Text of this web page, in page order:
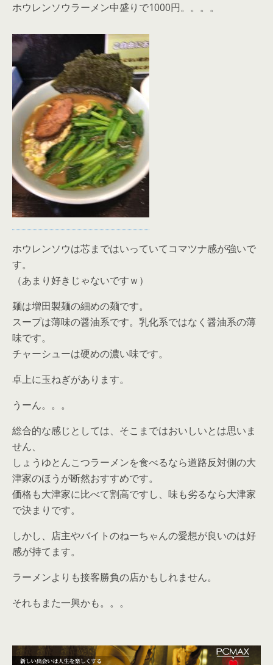
ホウレンソウラーメン中盛りで1000円。。。。
ホウレンソウは芯まではいっていてコマツナ感が強いで
す。
（あまり好きじゃないですｗ）
麺は増田製麺の細めの麺です。
スープは薄味の醤油系です。乳化系ではなく醤油系の薄
味です。
チャーシューは硬めの濃い味です。
卓上に玉ねぎがあります。
うーん。。。
総合的な感じとしては、そこまではおいしいとは思いま
せん、
しょうゆとんこつラーメンを食べるなら道路反対側の大
津家のほうが断然おすすめです。
価格も大津家に比べて割高ですし、味も劣るなら大津家
で決まりです。
しかし、店主やバイトのねーちゃんの愛想が良いのは好
感が持てます。
ラーメンよりも接客勝負の店かもしれません。
それもまた一興かも。。。